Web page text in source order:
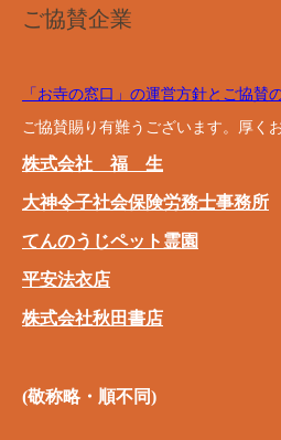
ご協賛企業
「お寺の窓口」の運営方針とご協賛
ご協賛賜り有難うございます。厚く
株式会社 福 生
大神令子社会保険労務士事務所
てんのうじペット霊園
平安法衣店
株式会社秋田書店
(敬称略・順不同)